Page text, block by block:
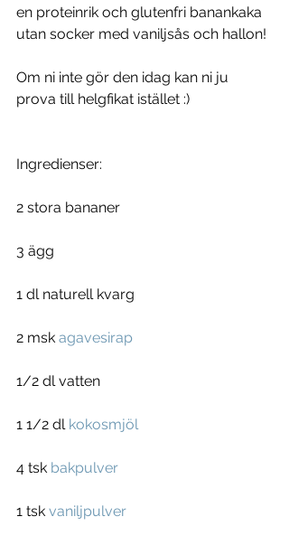
en proteinrik och glutenfri banankaka
utan socker med vaniljsås och hallon!
Om ni inte gör den idag kan ni ju
prova till helgfikat istället :)
Ingredienser:
2 stora bananer
3 ägg
1 dl naturell kvarg
2 msk agavesirap
1/2 dl vatten
1 1/2 dl kokosmjöl
4 tsk bakpulver
1 tsk vaniljpulver